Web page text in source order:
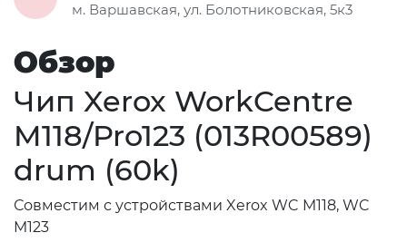
м. Варшавская, ул. Болотниковская, 5к3
Обзор
Чип Xerox WorkCentre
M118/Pro123 (013R00589)
drum (60k)
Совместим с устройствами Xerox WC M118, WC
M123